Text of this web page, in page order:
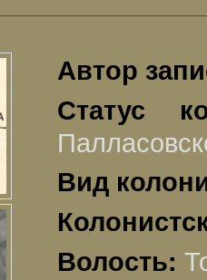
Автор
Статус
Вид
Волость: